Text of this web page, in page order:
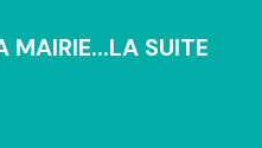
MAIRIE...LA SUITE